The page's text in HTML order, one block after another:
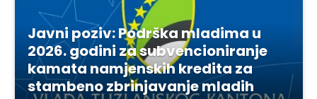
Javni poziv: Podrška mladima u
2026. godini za subvencioniranje
kamata namjenskih kredita za
stambeno zbrinjavanje mladih